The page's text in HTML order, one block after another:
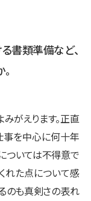
書類準備など、
がえります。正直
事を中心に何十年
ついては不得意で
れた点について感
のも真剣さの表れ